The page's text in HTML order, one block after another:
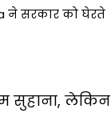
ने सरकार को घेरते
सुहाना, लेकिन